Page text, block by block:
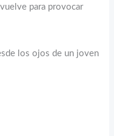
para provocar
los ojos de un joven